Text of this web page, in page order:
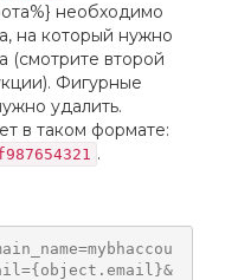
необходимо
на который нужно
(смотрите второй
Фигурные
удалить.
в таком формате:
.